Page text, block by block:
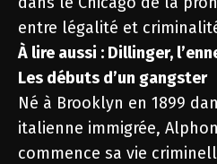
entre légalité et
À lire aussi : Dillinger,
Les débuts d’un gangster
Né à Brooklyn en 1899
italienne immigrée,
commence sa vie